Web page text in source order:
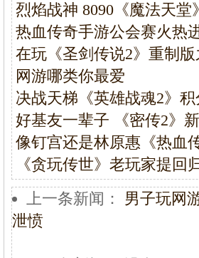
烈焰战神 8090《魔法天
热血传奇手游公会赛火热
在玩《圣剑传说2》重制
网游哪类你最爱
决战天梯《英雄战魂2》
好基友一辈子 《密传2》
像钉宫还是林原惠《热血
《贪玩传世》老玩家提回
上一条新闻： 男子玩网
泄愤